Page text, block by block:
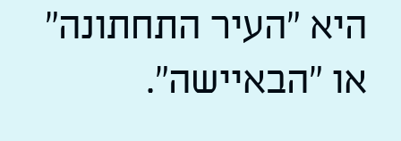
היא "העיר התחתונה"
או "הבאיישה".